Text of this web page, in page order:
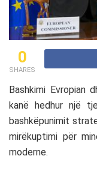
0
SHARES
Bashkimi Evropian
kanë hedhur një
bashkëpunimit
mirëkuptimi për
moderne.